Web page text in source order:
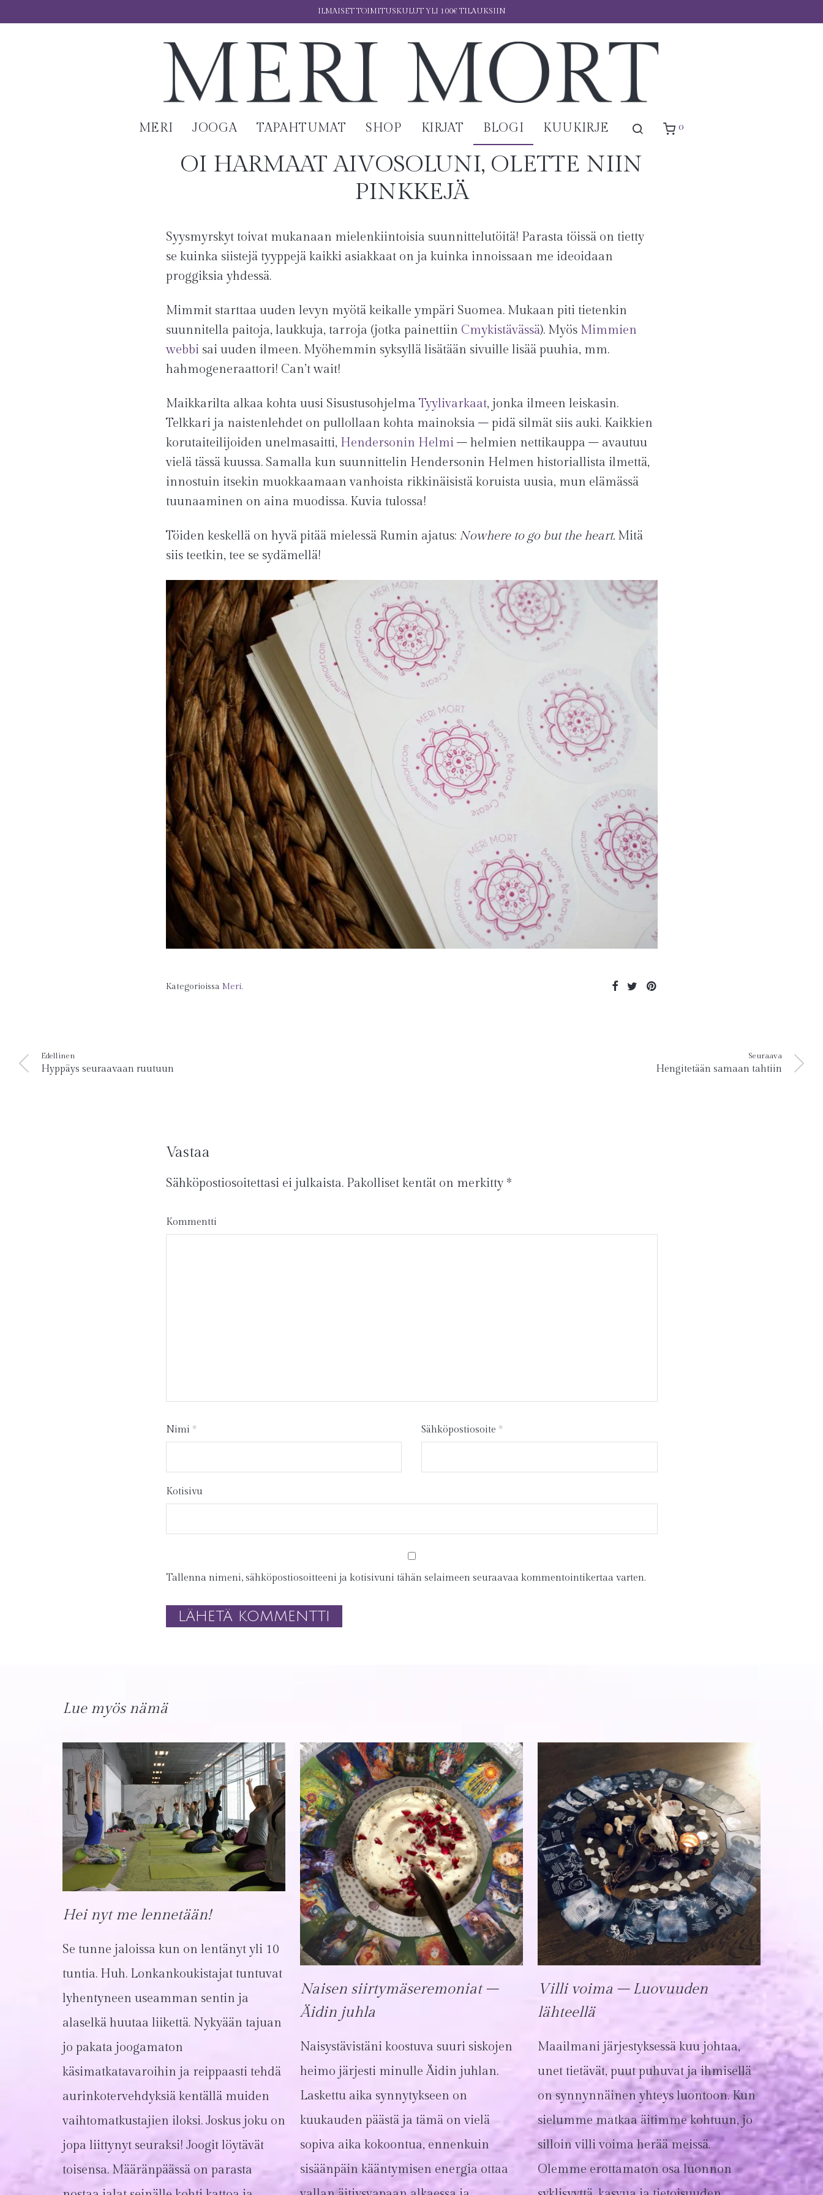
ILMAISET TOIMITUSKULUT YLI 100€ TILAUKSIIN
MERI JOOGA TAPAHTUMAT SHOP KIRJAT BLOGI KUUKIRJE 0
OI HARMAAT AIVOSOLUNI, OLETTE NIIN
PINKKEJÄ
Syysmyrskyt toivat mukanaan mielenkiintoisia suunnittelutöitä! Parasta töissä on tietty
se kuinka siistejä tyyppejä kaikki asiakkaat on ja kuinka innoissaan me ideoidaan
proggiksia yhdessä.
Mimmit starttaa uuden levyn myötä keikalle ympäri Suomea. Mukaan piti tietenkin
suunnitella paitoja, laukkuja, tarroja (jotka painettiin Cmykistävässä). Myös Mimmien
webbisai uuden ilmeen. Myöhemmin syksyllä lisätään sivuille lisää puuhia, mm.
hahmogeneraattori! Can’t wait!
Maikkarilta alkaa kohta uusi Sisustusohjelma Tyylivarkaat, jonka ilmeen leiskasin.
Telkkari ja naistenlehdet on pullollaan kohta mainoksia – pidä silmät siis auki. Kaikkien
korutaiteilijoiden unelmasaitti, Hendersonin Helmi– helmien nettikauppa – avautuu
vielä tässä kuussa. Samalla kun suunnittelin Hendersonin Helmen historiallista ilmettä,
innostuin itsekin muokkaamaan vanhoista rikkinäisistä koruista uusia, mun elämässä
tuunaaminen on aina muodissa. Kuvia tulossa!
Töiden keskellä on hyvä pitää mielessä Rumin ajatus: Nowhere to go but the heart. Mitä
siis teetkin, tee se sydämellä!
Kategorioissa Meri.
Edellinen
Hyppäys seuraavaan ruutuun
Seuraava
Hengitetään samaan tahtiin
Vastaa
Sähköpostiosoitettasi ei julkaista.Pakolliset kentät on merkitty *
Kommentti
Nimi * Sähköpostiosoite *
Kotisivu
Tallenna nimeni, sähköpostiosoitteeni ja kotisivuni tähän selaimeen seuraavaa kommentointikertaa varten.
Lue myös nämä
Hei nyt me lennetään!
Se tunne jaloissa kun on lentänyt yli 10
tuntia. Huh. Lonkankoukistajat tuntuvat
lyhentyneen useamman sentin ja
alaselkä huutaa liikettä. Nykyään tajuan
jo pakata joogamaton
käsimatkatavaroihin ja reippaasti tehdä
aurinkotervehdyksiä kentällä muiden
vaihtomatkustajien iloksi. Joskus joku on
jopa liittynyt seuraksi! Joogit löytävät
toisensa. Määränpäässä on parasta
Naisen siirtymäseremoniat –
Äidin juhla
Naisystävistäni koostuva suuri siskojen
heimo järjesti minulle Äidin juhlan.
Laskettu aika synnytykseen on
kuukauden päästä ja tämä on vielä
sopiva aika kokoontua, ennenkuin
sisäänpäin kääntymisen energia ottaa
Villi voima – Luovuuden
lähteellä
Maailmani järjestyksessä kuu johtaa,
unet tietävät, puut puhuvat ja ihmisellä
on synnynnäinen yhteys luontoon. Kun
sielumme matkaa äitimme kohtuun, jo
silloin villi voima herää meissä.
Olemme erottamaton osa luonnon